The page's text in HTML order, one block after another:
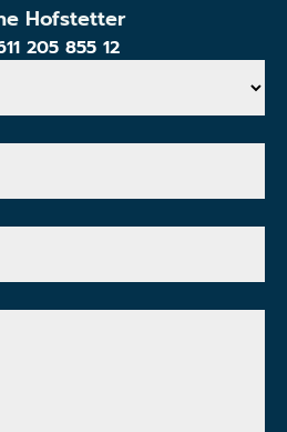
Hofstetter
205 855 12